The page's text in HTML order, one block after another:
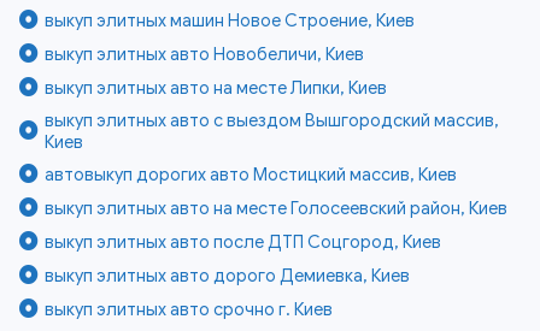
выкуп элитных машин Новое Строение, Киев
выкуп элитных авто Новобеличи, Киев
выкуп элитных авто на месте Липки, Киев
выкуп элитных авто с выездом Вышгородский массив,
Киев
автовыкуп дорогих авто Мостицкий массив, Киев
выкуп элитных авто на месте Голосеевский район, Киев
выкуп элитных авто после ДТП Соцгород, Киев
выкуп элитных авто дорого Демиевка, Киев
выкуп элитных авто срочно г. Киев